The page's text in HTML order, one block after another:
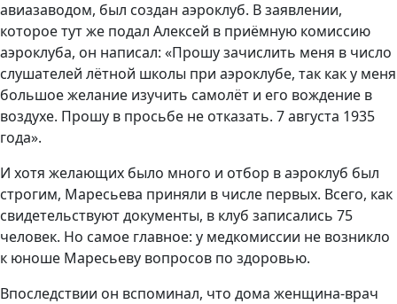
авиазаводом, был создан аэроклуб. В заявлении,
которое тут же подал Алексей в приёмную комиссию
аэроклуба, он написал: «Прошу зачислить меня в число
слушателей лётной школы при аэроклубе, так как у меня
большое желание изучить самолёт и его вождение в
воздухе. Прошу в просьбе не отказать. 7 августа 1935
года».
И хотя желающих было много и отбор в аэроклуб был
строгим, Маресьева приняли в числе первых. Всего, как
свидетельствуют документы, в клуб записались 75
человек. Но самое главное: у медкомиссии не возникло
к юноше Маресьеву вопросов по здоровью.
Впоследствии он вспоминал, что дома женщина-врач